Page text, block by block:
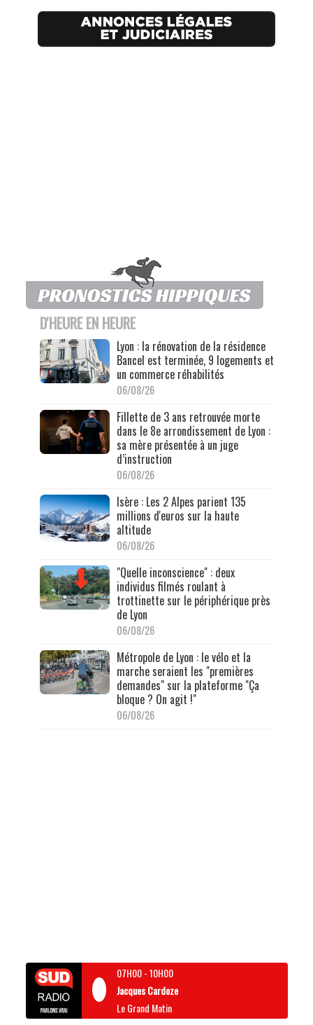
D'HEURE EN HEURE
Lyon : la rénovation de la résidence
Bancel est terminée, 9 logements et
un commerce réhabilités
06/08/26
Fillette de 3 ans retrouvée morte
dans le 8e arrondissement de Lyon :
sa mère présentée à un juge
d’instruction
06/08/26
Isère : Les 2 Alpes parient 135
millions d'euros sur la haute
altitude
06/08/26
"Quelle inconscience" : deux
individus filmés roulant à
trottinette sur le périphérique près
de Lyon
06/08/26
Métropole de Lyon : le vélo et la
marche seraient les "premières
demandes" sur la plateforme "Ça
bloque ? On agit !"
06/08/26
07H00-10H00
Jacques Cardoze
Le Grand Matin